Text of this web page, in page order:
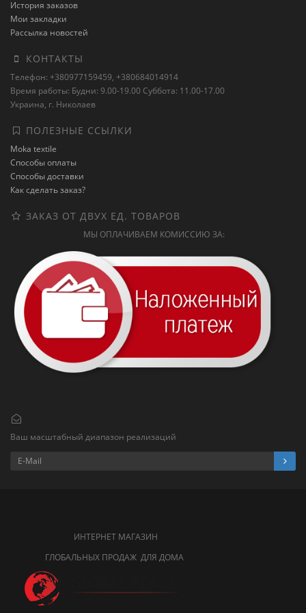
История заказов
Мои закладки
Рассылка новостей
КОНТАКТЫ
Телефон: +380977159459, +380684014914
Время работы: Будни: 9.00-19.00 Суббота: 11.00-17.00
Украина, г. Николаев
ПОЛЕЗНЫЕ ССЫЛКИ
Moka textile
Способы оплаты
Способы доставки
Как сделать заказ?
ЗАКАЗ ОТ ДВУХ ЕД. ТОВАРОВ
МЫ ОПЛАЧИВАЕМ КОМИССИЮ ЗА:
Ваш масштабный диапазон реализаций
ИНТЕРНЕТ МАГАЗИН
ГЛОБАЛЬНЫХ ПРОДАЖ ДЛЯ ДОМА